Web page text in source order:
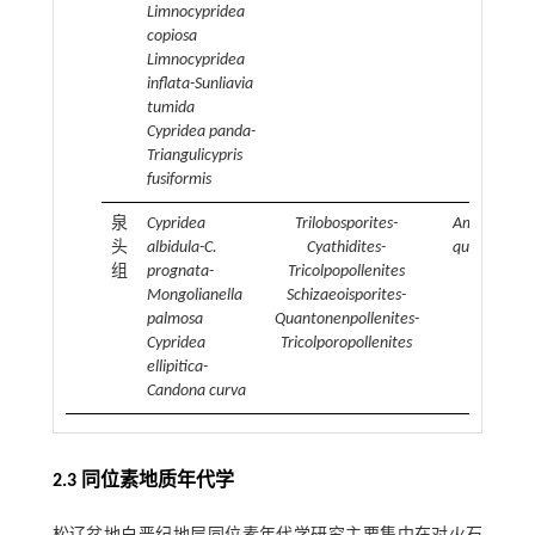
Limnocypridea
copiosa
Limnocypridea
inflata-Sunliavia
tumida
Cypridea panda-
Triangulicypris
fusiformis
泉
头
组
Cypridea
albidula-C.
prognata-
Mongolianella
palmosa
Cypridea
ellipitica-
Candona curva
Trilobosporites-
Cyathidites-
Tricolpopollenites
Schizaeoisporites-
Quantonenpollenites-
Tricolporopollenites
2.3 同位素地质年代学